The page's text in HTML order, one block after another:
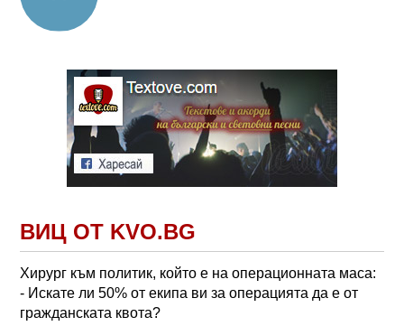
ВИЦ ОТ KVO.BG
Хирург към политик, който е на операционната маса:
- Искате ли 50% от екипа ви за операцията да е от
гражданската квота?